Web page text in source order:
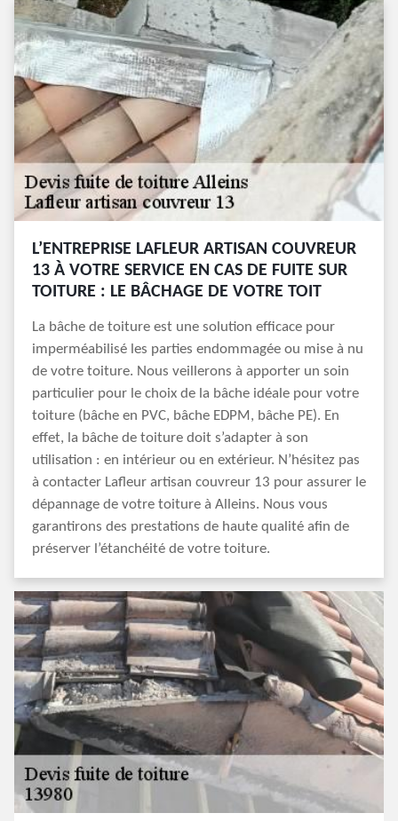
L’ENTREPRISE LAFLEUR ARTISAN COUVREUR
13 À VOTRE SERVICE EN CAS DE FUITE SUR
TOITURE : LE BÂCHAGE DE VOTRE TOIT
La bâche de toiture est une solution efficace pour
imperméabilisé les parties endommagée ou mise à nu
de votre toiture. Nous veillerons à apporter un soin
particulier pour le choix de la bâche idéale pour votre
toiture (bâche en PVC, bâche EDPM, bâche PE). En
effet, la bâche de toiture doit s’adapter à son
utilisation : en intérieur ou en extérieur. N’hésitez pas
à contacter Lafleur artisan couvreur 13 pour assurer le
dépannage de votre toiture à Alleins. Nous vous
garantirons des prestations de haute qualité afin de
préserver l’étanchéité de votre toiture.